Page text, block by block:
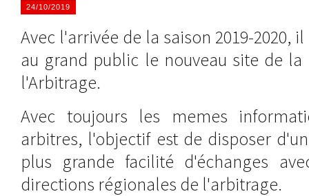
24/10/2019
Avec l'arrivée de la saison 2019-2020,
au grand public le nouveau site de
l'Arbitrage.
Avec toujours les memes
arbitres, l'objectif est de disposer
plus grande facilité d'échanges
directions régionales de l'arbitrage.